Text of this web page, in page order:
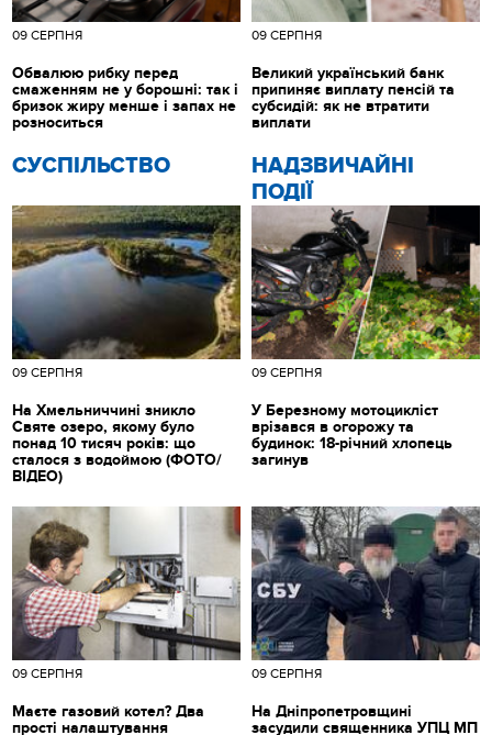
CУСПІЛЬСТВО
09 СЕРПНЯ
На Хмельниччині зникло
Святе озеро, якому було
понад 10 тисяч років: що
сталося з водоймою (ФОТО/
ВІДЕО)
НАДЗВИЧАЙНІ
ПОДІЇ
09 СЕРПНЯ
У Березному мотоцикліст
врізався в огорожу та
будинок: 18-річний хлопець
загинув
09 СЕРПНЯ
Обвалюю рибку перед
смаженням не у борошні: так і
бризок жиру менше і запах не
розноситься
09 СЕРПНЯ
Великий український банк
припиняє виплату пенсій та
субсидій: як не втратити
виплати
09 СЕРПНЯ
Маєте газовий котел? Два
прості налаштування
09 СЕРПНЯ
На Дніпропетровщині
засудили священника УПЦ МП